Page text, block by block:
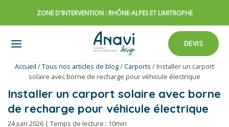
ZONE D'INTERVENTION : RHÔNE-ALPES ET LIMITROPHE
DEVIS
Accueil /Tous nos articles de blog/Carports / Installer un carport
solaire avec borne de recharge pour véhicule électrique
Installer un carport solaire avec borne
de recharge pour véhicule électrique
24 juin 2026 | Temps de lecture : 10min